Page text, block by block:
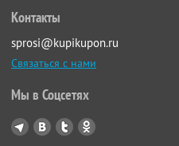
Контакты
sprosi@kupikupon.ru
Связаться с нами
Мы в Соцсетях